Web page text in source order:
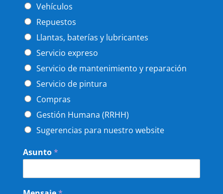
Vehículos
Repuestos
Llantas, baterías y lubricantes
Servicio expreso
Servicio de mantenimiento y reparación
Servicio de pintura
Compras
Gestión Humana (RRHH)
Sugerencias para nuestro website
Asunto*